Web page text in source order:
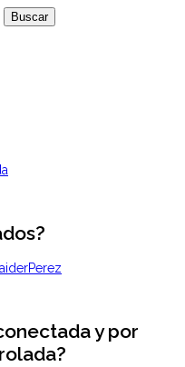
sobre Seguridad en Redes
y por